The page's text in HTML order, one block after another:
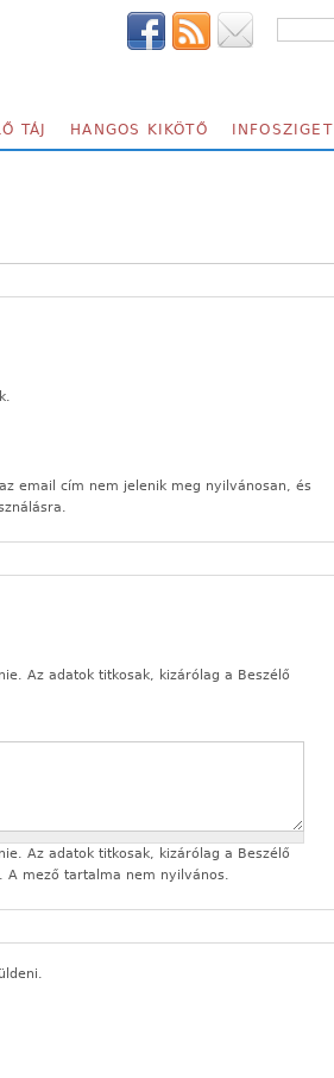
TÁJ HANGOS KIKÖTŐ INFOSZIGET
email cím nem jelenik meg nyilvánosan, és
Az adatok titkosak, kizárólag a Beszélő
Az adatok titkosak, kizárólag a Beszélő
A mező tartalma nem nyilvános.